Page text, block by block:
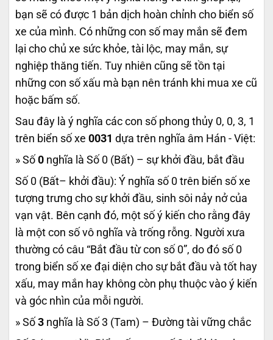
bạn sẽ có được 1 bản dịch hoàn chỉnh cho biển số
xe của mình. Có những con số may mắn sẽ đem
lại cho chủ xe sức khỏe, tài lộc, may mắn, sự
nghiệp thăng tiến. Tuy nhiên cũng sẽ tồn tại
những con số xấu mà bạn nên tránh khi mua xe cũ
hoặc bấm số.
Sau đây là ý nghĩa các con số phong thủy 0, 0, 3, 1
trên biển số xe 0031 dựa trên nghĩa âm Hán - Việt:
» Số 0 nghĩa là Số 0 (Bất) – sự khởi đầu, bắt đầu
Số 0 (Bất– khởi đầu): Ý nghĩa số 0 trên biển số xe
tượng trưng cho sự khởi đầu, sinh sôi nảy nở của
vạn vật. Bên cạnh đó, một số ý kiến cho rằng đây
là một con số vô nghĩa và trống rỗng. Người xưa
thường có câu “Bắt đầu từ con số 0”, do đó số 0
trong biển số xe đại diện cho sự bắt đầu và tốt hay
xấu, may mắn hay không còn phụ thuộc vào ý kiến
và góc nhìn của mỗi người.
» Số 3 nghĩa là Số 3 (Tam) – Đường tài vững chắc